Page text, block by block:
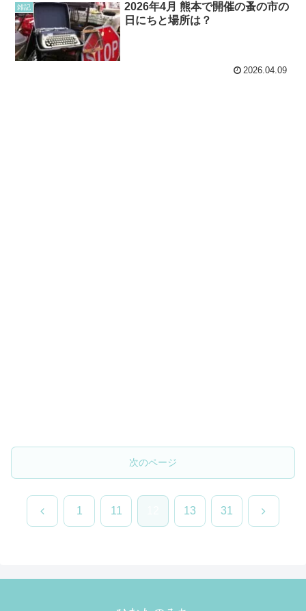
雑記
2026年4月 熊本で開催の蚤の市の
日にちと場所は？
2026.04.09
次のページ
前 1 11 13 31 次